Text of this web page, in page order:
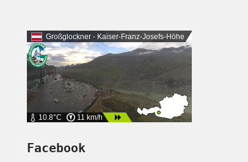
Großglockner - Kaiser-Franz-Josefs-Höhe
10.8°C 11 km/h
Facebook